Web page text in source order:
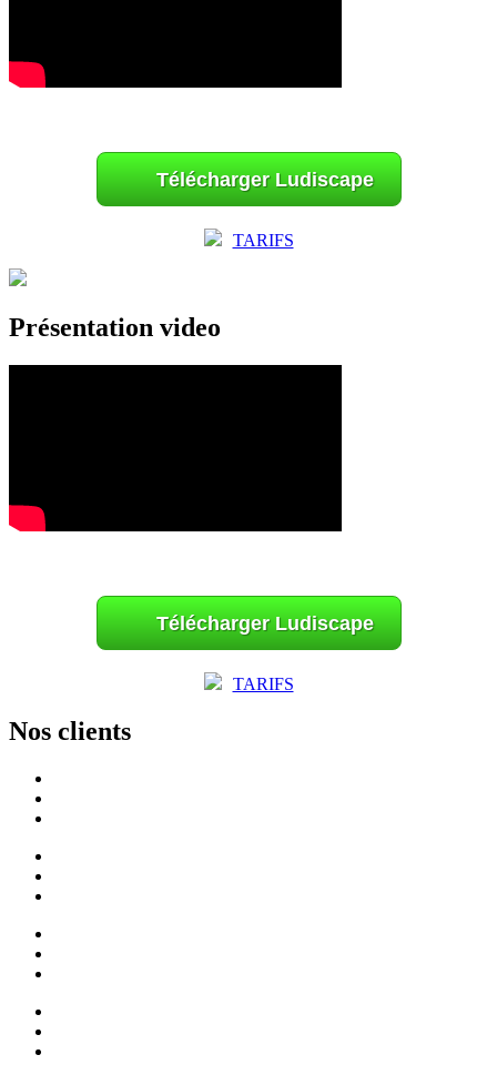
Télécharger Ludiscape
TARIFS
Présentation video
Télécharger Ludiscape
TARIFS
Nos clients